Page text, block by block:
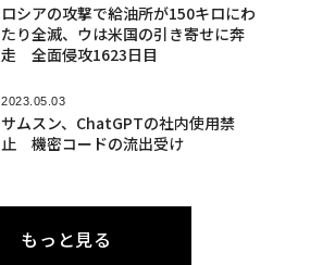
ロシアの攻撃で給油所が150キロにわ
たり全滅、ウは米国の引き寄せに奔
走 全面侵攻1623日目
2023.05.03
サムスン、ChatGPTの社内使用禁
止 機密コードの流出受け
もっと見る